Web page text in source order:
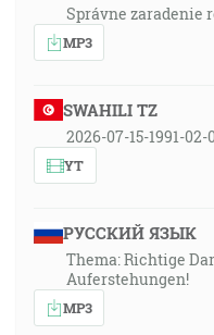
Správne zaradenie
MP3
SWAHILI TZ
2026-07-15-1991-
YT
РУССКИЙ ЯЗЫК
Thema: Richtige
Auferstehungen!
MP3